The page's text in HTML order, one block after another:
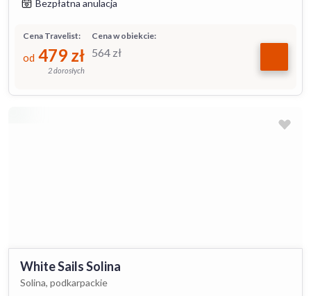
Bezpłatna anulacja
Cena w obiekcie:
564 zł
Cena Travelist:
od 479 zł
2 dorosłych
White Sails Solina
Solina, podkarpackie